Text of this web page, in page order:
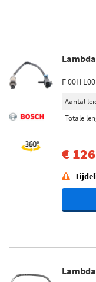
F 00H
Aantal
Totale
€